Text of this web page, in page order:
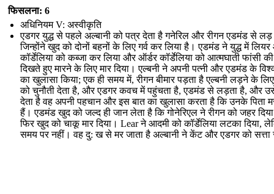
फिसलना: 6
अधिनियम V: अस्वीकृति
एडगर युद्ध से पहले अल्बानी को पत्र देता है गनेरिल और रीगन एडमंड से लड़
जिन्होंने खुद को दोनों बहनों के लिए गर्व कर लिया है। एडमंड ने युद्ध में
कॉर्डेलिया को कब्जा कर लिया और ऑर्डर कॉर्डेलिया को आत्मघाती फांसी
दिखते हुए मारने के लिए मार दिया। एल्बनी ने अपनी पत्नी और एडमंड के
का खुलासा किया; एक ही समय में, रीगन बीमार पड़ता है एल्बनी लड़ने के
को चुनौती देता है, और एडगर कवच में पहुंचता है, एडमंड से लड़ता है, और
देता है वह अपनी पहचान और इस बात का खुलासा करता है कि उनके पिता
हैं। एडमंड खुद को जल्द ही जान लेता है कि गोनेरिएल ने रीगन को जहर
फिर खुद को चाकू मार दिया। Lear ने आदमी को कॉर्डेलिया लटका दिया,
समय पर नहीं। वह दु: ख से मर जाता है अल्बानी ने केंट और एडगर को सत्ता